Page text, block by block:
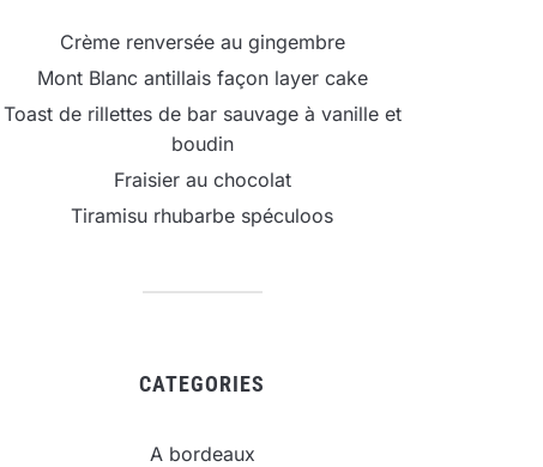
Crème renversée au gingembre
Mont Blanc antillais façon layer cake
Toast de rillettes de bar sauvage à vanille et
boudin
Fraisier au chocolat
Tiramisu rhubarbe spéculoos
CATEGORIES
A bordeaux